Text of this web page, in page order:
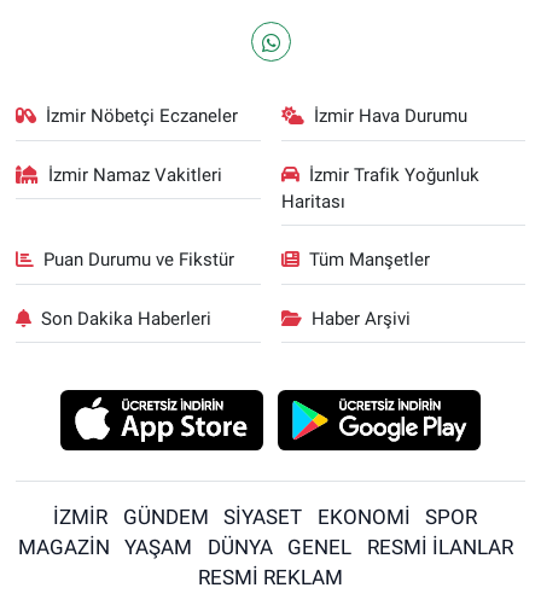
İzmir Nöbetçi Eczaneler İzmir Hava Durumu
İzmir Namaz Vakitleri
İzmir Trafik Yoğunluk
Haritası
Puan Durumu ve Fikstür Tüm Manşetler
Son Dakika Haberleri Haber Arşivi
İZMİR GÜNDEM SİYASET EKONOMİ
SPOR
MAGAZİN
YAŞAM DÜNYA GENEL
RESMİ İLANLAR
RESMİ REKLAM